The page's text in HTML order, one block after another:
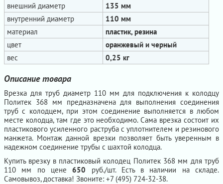
внешний диаметр
135 мм
внутренний диаметр
110 мм
материал
пластик, резина
цвет
оранжевый и черный
вес
0,25 кг
Описание товара
Врезка для труб диаметр 110 мм для подключения к колодцу
Политек 368 мм предназначена для выполнения соединения
труб с колодцем, при этом соединение выполняется в любом
месте колодца, там где это необходимо. Сама врезка состоит их
пластикового усиленного раструба с уплотнителем и резинового
манжета. Монтаж данной врезки позволяет быть уверенным в
надежном соединение трубы с шахтой колодца.
Купить врезку в пластиковый колодец Политек 368 мм для труб
110 мм по цене650 руб./шт. Есть в наличии на складе.
Самовывоз, доставка! Звоните: +7 (495) 724-32-38.